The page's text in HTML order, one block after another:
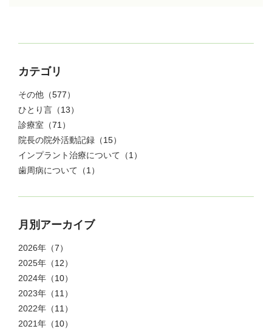
カテゴリ
その他 （577）
ひとり言 （13）
診療室 （71）
院長の院外活動記録 （15）
インプラント治療について （1）
歯周病について （1）
月別アーカイブ
2026年 （7）
2025年 （12）
2024年 （10）
2023年 （11）
2022年 （11）
2021年 （10）